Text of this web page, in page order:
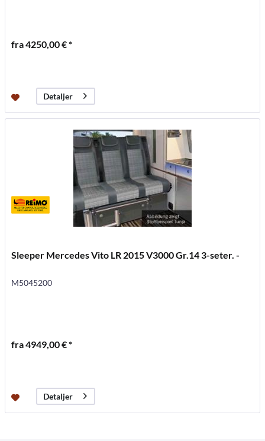
fra 4250,00 € *
Detaljer
Sleeper Mercedes Vito LR 2015 V3000 Gr.14 3-seter. -
M5045200
fra 4949,00 € *
Detaljer